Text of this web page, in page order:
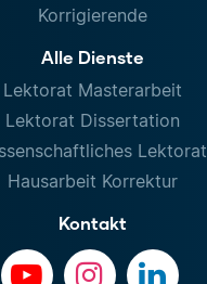
Korrigierende
Alle Dienste
Lektorat Masterarbeit
Lektorat Dissertation
Lektorat
Hausarbeit Korrektur
Kontakt